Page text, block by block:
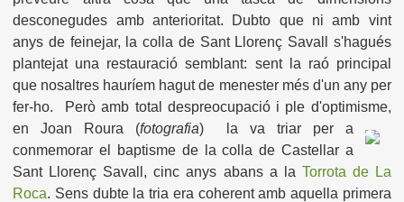
desconegudes amb anterioritat. Dubto que ni amb vint
anys de feinejar, la colla de Sant Llorenç Savall s'hagués
plantejat una restauració semblant: sent la raó principal
que nosaltres hauríem hagut de menester més d'un any per
fer-ho. Però amb total despreocupació i ple d'optimisme,
en Joan Roura (fotografia)
la va triar per a
conmemorar el baptisme de la colla de Castellar a
Sant Llorenç Savall, cinc anys abans a la Torrota de La
Roca. Sens dubte la tria era coherent amb aquella primera